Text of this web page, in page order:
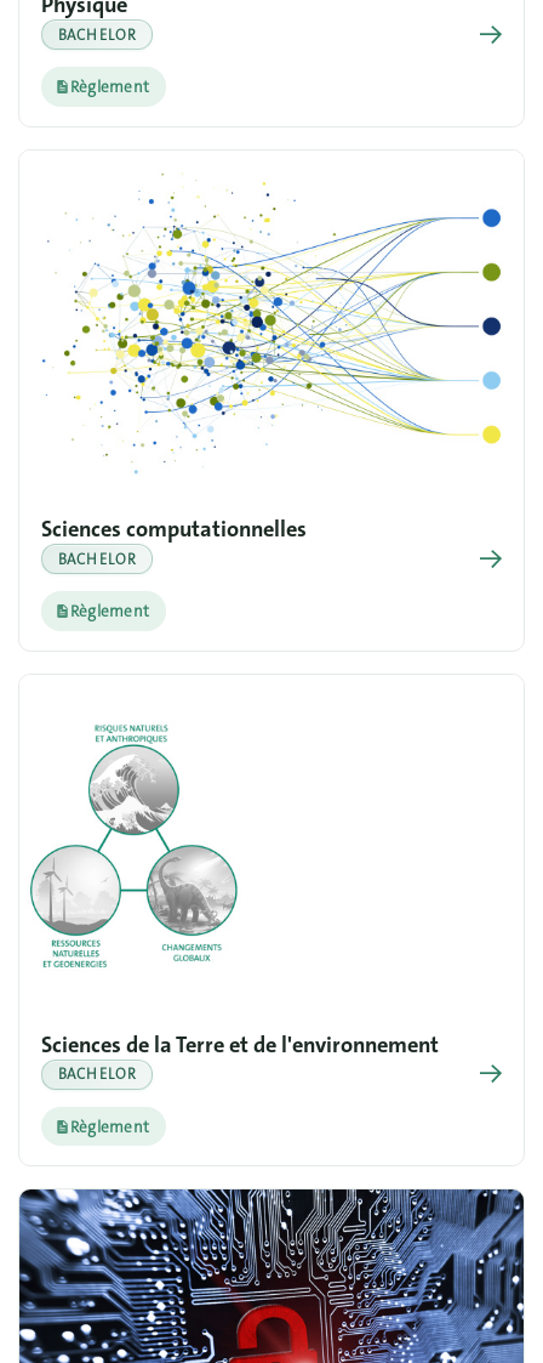
BACHELOR →
Règlement
Sciences computationnelles
BACHELOR →
Règlement
Sciences de la Terre et de l'environnement
BACHELOR →
Règlement